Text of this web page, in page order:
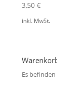
3,50 €
inkl. MwSt.
Es